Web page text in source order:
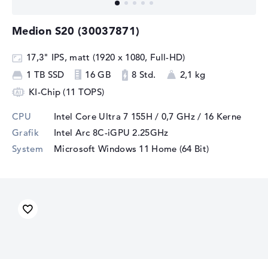
Medion S20 (30037871)
17,3" IPS, matt (1920 x 1080, Full-HD)
1 TB SSD
16 GB 8 Std.
2,1 kg
KI-Chip (11 TOPS)
CPU Intel Core Ultra 7 155H / 0,7 GHz/ 16 Kerne
Grafik
Intel Arc 8C-iGPU 2.25GHz
System
Microsoft Windows 11 Home (64 Bit)